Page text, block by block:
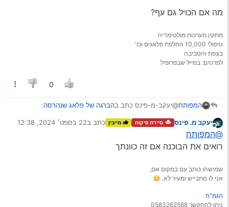
מה אם הכויל גם עף?
מתקין מערכות מולטימדיה
טיפולי 10,000 החלפת פלאגים וכו'
בצפת והסביבה
לפרטים: במייל שבפרופיל
0
המפותח@יעקב-מ-פינס כתב בהברגה של פלאג שנהרסה:
עף כל הפלאג החוצה אין חלק בפנים
מה אם הכויל גם עף?
יעקב מ. פינס סיירת פיקוח מייבין כתב ב22 בספט׳ 2024, 12:38
נערך לאחרונה על ידי
@המפותח
רואים את הבוכנה אם זה כוונתך
שמישהו כותב עם במקום אם,
אני לו מתבייש ומעיר לא. 😊
הגמ"ח
ניתן להתקשר 0583262568